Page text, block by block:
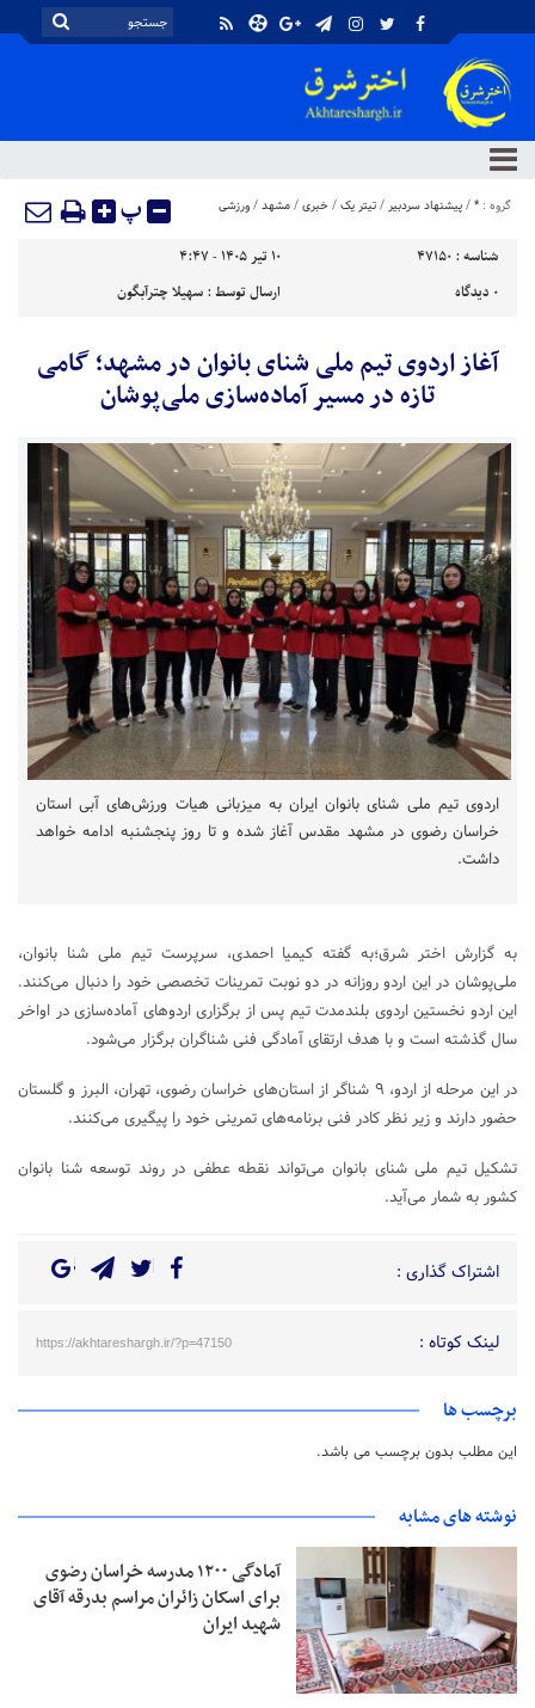
گروه : *
/پیشنهاد سردبیر/تیتر یک/خبری/مشهد/ورزشی پ
شناسه : 47150
۱۰ تیر ۱۴۰۵ - ۴:۴۷
۰ دیدگاه ارسال توسط :سهیلا چترآبگون
آغاز اردوی تیم ملی شنای بانوان در مشهد؛ گامی
تازه در مسیر آماده‌سازی ملی‌پوشان
اردوی تیم ملی شنای بانوان ایران به میزبانی هیات ورزش‌های آبی استان
خراسان رضوی در مشهد مقدس آغاز شده و تا روز پنجشنبه ادامه خواهد
داشت.
به گزارش اختر شرق؛به گفته کیمیا احمدی، سرپرست تیم ملی شنا بانوان،
ملی‌پوشان در این اردو روزانه در دو نوبت تمرینات تخصصی خود را دنبال می‌کنند.
این اردو نخستین اردوی بلندمدت تیم پس از برگزاری اردوهای آماده‌سازی در اواخر
سال گذشته است و با هدف ارتقای آمادگی فنی شناگران برگزار می‌شود.
در این مرحله از اردو، ۹ شناگر از استان‌های خراسان رضوی، تهران، البرز و گلستان
حضور دارند و زیر نظر کادر فنی برنامه‌های تمرینی خود را پیگیری می‌کنند.
تشکیل تیم ملی شنای بانوان می‌تواند نقطه عطفی در روند توسعه شنا بانوان
کشور به شمار می‌آید.
اشتراک گذاری :
لینک کوتاه : https://akhtareshargh.ir/?p=47150
برچسب ها
این مطلب بدون برچسب می باشد.
نوشته های مشابه
آمادگی ۱۲۰۰ مدرسه خراسان رضوی
برای اسکان زائران مراسم بدرقه آقای
شهید ایران